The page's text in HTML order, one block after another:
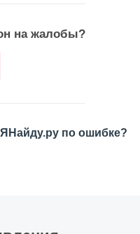
на жалобы?
по ошибке?